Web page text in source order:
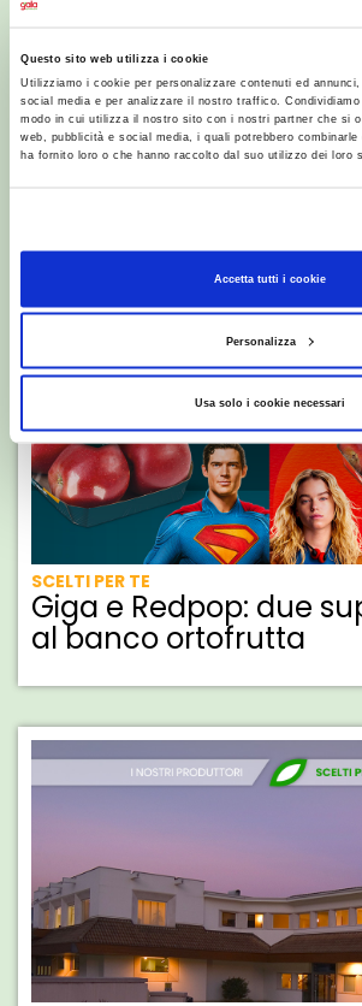
Questo sito web utilizza i cookie
Utilizziamo i cookie per personalizzare contenuti ed
social media e per analizzare il nostro traffico.
modo in cui utilizza il nostro sito con i nostri partner che si
web, pubblicità e social media, i quali potrebbero
ha fornito loro o che hanno raccolto dal suo utilizzo dei loro
Accetta tutti i cookie
Personalizza
Usa solo i cookie necessari
SCELTI PER TE
Giga e Redpop: due
al banco ortofrutta